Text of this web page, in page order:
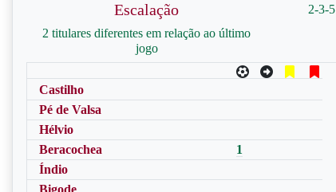
Escalação
2 titulares diferentes em relação ao último
jogo
2-3-5
Castilho
Pé de Valsa
Hélvio
Beracochea
1
Índio
Bigode